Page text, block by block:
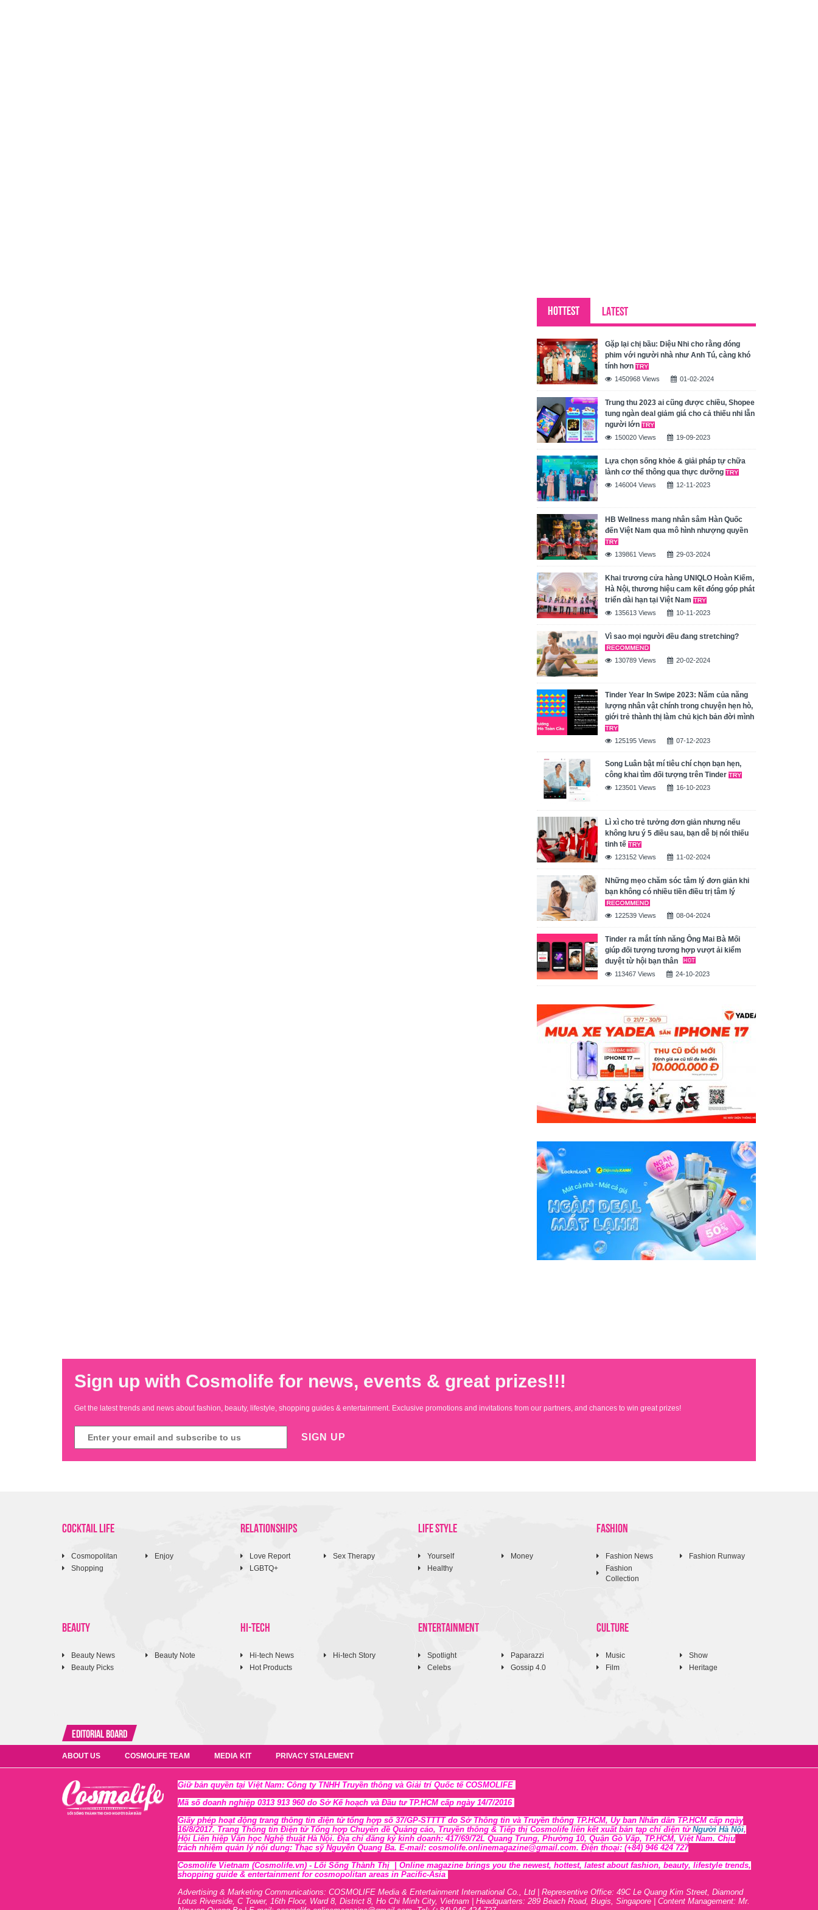
HOTTEST LATEST
Gặp lại chị bầu: Diệu Nhi cho rằng đóng
phim với người nhà như Anh Tú, càng khó
tính hơn
1450968 Views 01-02-2024
Trung thu 2023 ai cũng được chiều, Shopee
tung ngàn deal giảm giá cho cả thiếu nhi lẫn
người lớn
150020 Views 19-09-2023
Lựa chọn sống khỏe & giải pháp tự chữa
lành cơ thể thông qua thực dưỡng
146004 Views 12-11-2023
HB Wellness mang nhân sâm Hàn Quốc
đến Việt Nam qua mô hình nhượng quyền
139861 Views 29-03-2024
Khai trương cửa hàng UNIQLO Hoàn Kiếm,
Hà Nội, thương hiệu cam kết đóng góp phát
triển dài hạn tại Việt Nam
135613 Views 10-11-2023
Vì sao mọi người đều đang stretching?
130789 Views 20-02-2024
Tinder Year In Swipe 2023: Năm của năng
lượng nhân vật chính trong chuyện hẹn hò,
giới trẻ thành thị làm chủ kịch bản đời mình
125195 Views 07-12-2023
Song Luân bật mí tiêu chí chọn bạn hẹn,
công khai tìm đối tượng trên Tinder
123501 Views 16-10-2023
Lì xì cho trẻ tưởng đơn giản nhưng nếu
không lưu ý 5 điều sau, bạn dễ bị nói thiếu
tinh tế
123152 Views 11-02-2024
Những mẹo chăm sóc tâm lý đơn giản khi
bạn không có nhiều tiền điều trị tâm lý
122539 Views 08-04-2024
Tinder ra mắt tính năng Ông Mai Bà Mối
giúp đối tượng tương hợp vượt ải kiểm
duyệt từ hội bạn thân
113467 Views 24-10-2023
Sign up with Cosmolife for news, events & great prizes!!!
Get the latest trends and news about fashion, beauty, lifestyle, shopping guides & entertainment. Exclusive promotions and invitations from our partners, and chances to win great prizes!
SIGN UP
COCKTAIL LIFE
Cosmopolitan
Shopping
Enjoy
RELATIONSHIPS
Love Report
LGBTQ+
Sex Therapy
LIFE STYLE
Yourself
Healthy
Money
FASHION
Fashion News
Fashion
Collection
Fashion Runway
BEAUTY
Beauty News
Beauty Picks
Beauty Note
HI-TECH
Hi-tech News
Hot Products
Hi-tech Story
ENTERTAINMENT
Spotlight
Celebs
Paparazzi
Gossip 4.0
CULTURE
Music
Film
Show
Heritage
Editorial Board
ABOUT US COSMOLIFE TEAM MEDIA KIT PRIVACY STALEMENT
Giữ bản quyền tại Việt Nam: Công ty TNHH Truyền thông và Giải trí Quốc tế COSMOLIFE
Mã số doanh nghiệp 0313 913 960 do Sở Kế hoạch và Đầu tư TP.HCM cấp ngày 14/7/2016
Giấy phép hoạt động trang thông tin điện tử tổng hợp số 37/GP-STTTT do Sở Thông tin và Truyền thông TP.HCM, Ủy ban Nhân dân TP.HCM cấp ngày
16/8/2017. Trang Thông tin Điện tử Tổng hợp Chuyên đề Quảng cáo, Truyền thông & Tiếp thị Cosmolife liên kết xuất bản tạp chí điện tử Người Hà Nội,
Hội Liên hiệp Văn học Nghệ thuật Hà Nội. Địa chỉ đăng ký kinh doanh: 417/69/72L Quang Trung, Phường 10, Quận Gò Vấp, TP.HCM, Việt Nam. Chịu
trách nhiệm quản lý nội dung: Thạc sỹ Nguyễn Quang Ba. E-mail: cosmolife.onlinemagazine@gmail.com. Điện thoại: (+84) 946 424 727
Cosmolife Vietnam (Cosmolife.vn) - Lối Sống Thành Thị | Online magazine brings you the newest, hottest, latest about fashion, beauty, lifestyle trends,
shopping guide & entertainment for cosmopolitan areas in Pacific-Asia
Advertising & Marketing Communications: COSMOLIFE Media & Entertainment International Co., Ltd | Representive Office: 49C Le Quang Kim Street, Diamond
Lotus Riverside, C Tower, 16th Floor, Ward 8, District 8, Ho Chi Minh City, Vietnam | Headquarters: 289 Beach Road, Bugis, Singapore | Content Management: Mr.